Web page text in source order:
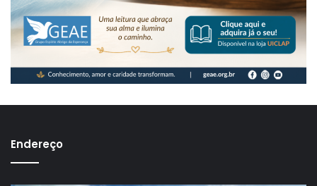
Endereço